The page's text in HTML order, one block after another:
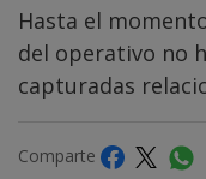
Hasta el
del operativo no
capturadas
Comparte